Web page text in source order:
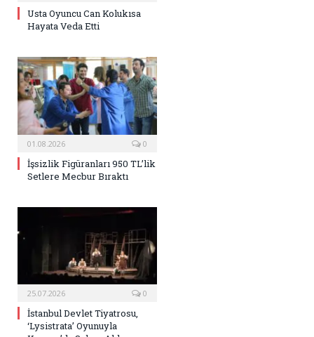
Usta Oyuncu Can Kolukısa
Hayata Veda Etti
01.08.2026 0
İşsizlik Figüranları 950 TL’lik
Setlere Mecbur Bıraktı
25.07.2026 0
İstanbul Devlet Tiyatrosu,
‘Lysistrata’ Oyunuyla